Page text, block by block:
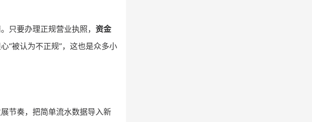
只要办理正规营业执照， 资金
“被认为不正规”，这也是众多小
节奏，把简单流水数据导入新